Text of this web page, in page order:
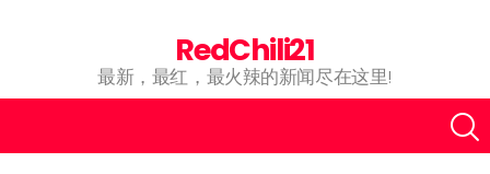
RedChili21
最新，最红，最火辣的新闻尽在这里!